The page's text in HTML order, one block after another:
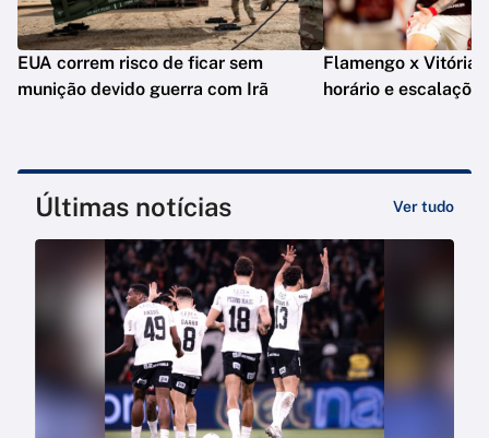
EUA correm risco de ficar sem
munição devido guerra com Irã
Flamengo x Vitória:
horário e escalações
Últimas notícias Ver tudo